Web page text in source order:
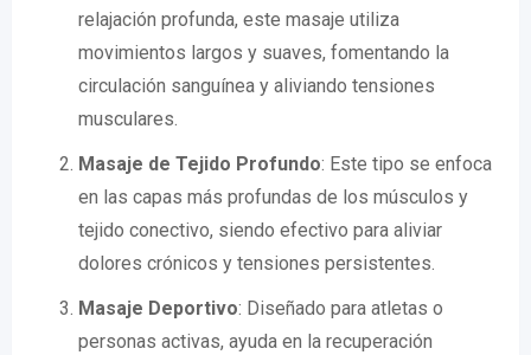
relajación profunda, este masaje utiliza
movimientos largos y suaves, fomentando la
circulación sanguínea y aliviando tensiones
musculares.
Masaje de Tejido Profundo: Este tipo se enfoca
en las capas más profundas de los músculos y
tejido conectivo, siendo efectivo para aliviar
dolores crónicos y tensiones persistentes.
Masaje Deportivo: Diseñado para atletas o
personas activas, ayuda en la recuperación